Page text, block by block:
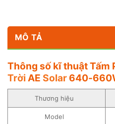
MÔ TẢ
Thông số kĩ thuật Tấm
Trời AE Solar 640-
Thương hiệu
Model